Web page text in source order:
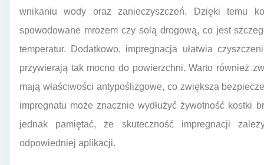
wnikaniu wody oraz zanieczyszczeń. Dzięki temu
spowodowane mrozem czy solą drogową, co jest
temperatur. Dodatkowo, impregnacja ułatwia
przywierają tak mocno do powierzchni. Warto również
mają właściwości antypoślizgowe, co zwiększa
impregnatu może znacznie wydłużyć żywotność kostki
jednak pamiętać, że skuteczność impregnacji
odpowiedniej aplikacji.